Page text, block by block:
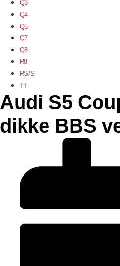
Q3
Q4
Q5
Q7
Q8
R8
RS/S
TT
Audi S5
dikke BBS